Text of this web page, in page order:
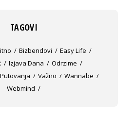
TAGOVI
Bizbendovi
Easy Life
Izjava Dana
Odrzime
Putovanja Važno
Wannabe
Webmind